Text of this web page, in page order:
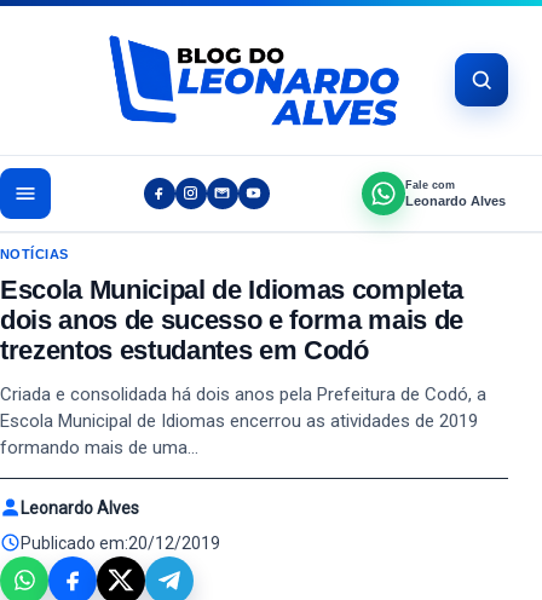
Pular para o conteúdo
Fale com
Leonardo Alves
NOTÍCIAS
Escola Municipal de Idiomas completa
dois anos de sucesso e forma mais de
trezentos estudantes em Codó
Criada e consolidada há dois anos pela Prefeitura de Codó, a
Escola Municipal de Idiomas encerrou as atividades de 2019
formando mais de uma…
Leonardo Alves
Publicado em:20/12/2019